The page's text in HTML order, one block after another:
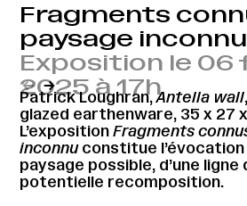
Fragments
paysage inconnu
Exposition le 06
2025 à 17h
← →
Patrick Loughran,Antella wall
glazed earthenware, 35 x 27
L’expositionFragments
inconnuconstitue l’évocation
paysage possible, d’une ligne
potentielle recomposition.